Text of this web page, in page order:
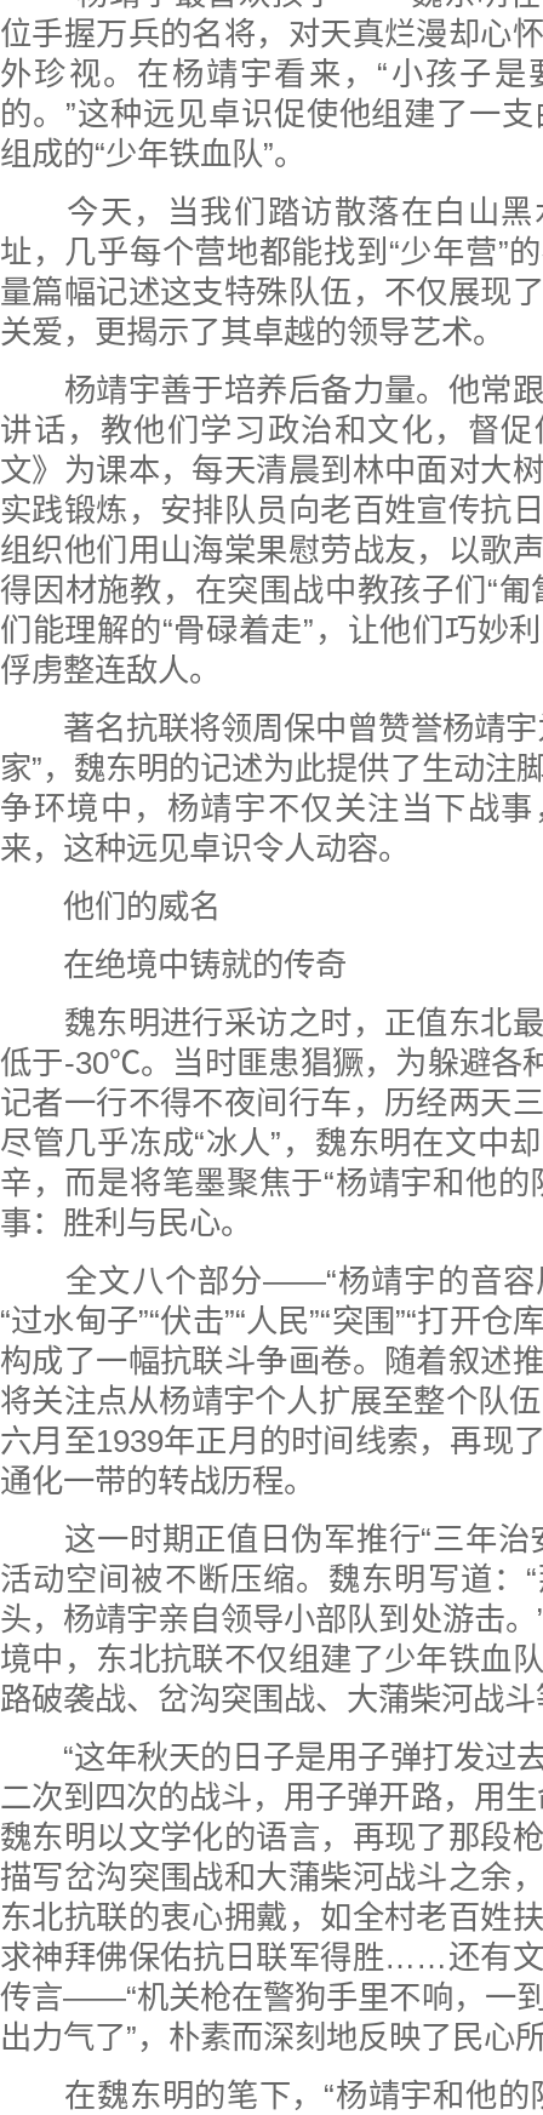
位手握万兵的名将，对天真烂漫却心
外珍视。在杨靖宇看来，“小孩子是
的。”这种远见卓识促使他组建了一
组成的“少年铁血队”。
今天，当我们踏访散落在白山黑
址，几乎每个营地都能找到“少年营”
量篇幅记述这支特殊队伍，不仅展现
关爱，更揭示了其卓越的领导艺术。
杨靖宇善于培养后备力量。他常跟
讲话，教他们学习政治和文化，督
文》为课本，每天清晨到林中面对大
实践锻炼，安排队员向老百姓宣传抗
组织他们用山海棠果慰劳战友，以歌
得因材施教，在突围战中教孩子们“
们能理解的“骨碌着走”，让他们巧妙
俘虏整连敌人。
著名抗联将领周保中曾赞誉杨靖宇
家”，魏东明的记述为此提供了生动注
争环境中，杨靖宇不仅关注当下战
来，这种远见卓识令人动容。
他们的威名
在绝境中铸就的传奇
魏东明进行采访之时，正值东北最
低于-30℃。当时匪患猖獗，为躲避各
记者一行不得不夜间行车，历经两天
尽管几乎冻成“冰人”，魏东明在文中
辛，而是将笔墨聚焦于“杨靖宇和他的
事：胜利与民心。
全文八个部分——“杨靖宇的音容
“过水甸子”“伏击”“人民”“突围”“打开仓
构成了一幅抗联斗争画卷。随着叙述
将关注点从杨靖宇个人扩展至整个队
六月至1939年正月的时间线索，再现
通化一带的转战历程。
这一时期正值日伪军推行“三年治
活动空间被不断压缩。魏东明写道：
头，杨靖宇亲自领导小部队到处游击
境中，东北抗联不仅组建了少年铁血
路破袭战、岔沟突围战、大蒲柴河战
“这年秋天的日子是用子弹打发过
二次到四次的战斗，用子弹开路，用
魏东明以文学化的语言，再现了那段
描写岔沟突围战和大蒲柴河战斗之余
东北抗联的衷心拥戴，如全村老百姓
求神拜佛保佑抗日联军得胜……还有
传言——“机关枪在警狗手里不响，一
出力气了”，朴素而深刻地反映了民心
在魏东明的笔下，“杨靖宇和他的